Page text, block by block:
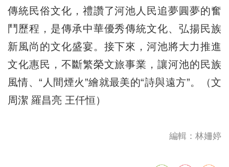
傳統民俗文化，禮讚了河池人民追夢圓夢的奮
鬥歷程，是傳承中華優秀傳統文化、弘揚民族
新風尚的文化盛宴。接下來，河池將大力推進
文化惠民，不斷繁榮文旅事業，讓河池的民族
風情、“人間煙火”繪就最美的“詩與遠方”。（文
周潔 羅昌亮 王仟恒）
編輯：林姍婷